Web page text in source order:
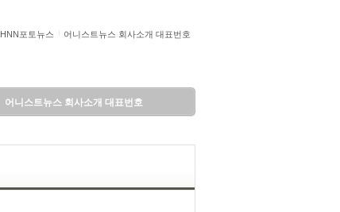
HNN포토뉴스 어니스트뉴스 회사소개 대표번호
어니스트뉴스 회사소개 대표번호